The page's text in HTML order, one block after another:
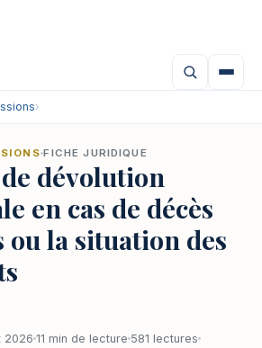
›
FICHE JURIDIQUE
dévolution
en cas de décès
ou la situation des
2026 11 min de lecture 581 lectures